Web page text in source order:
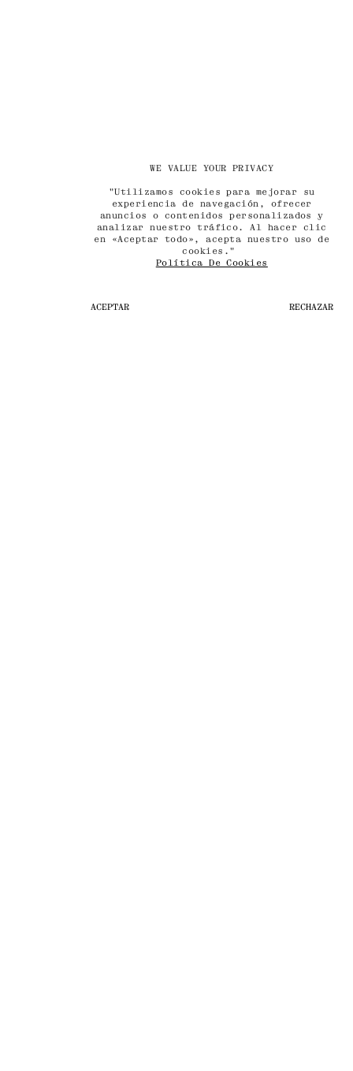
WE VALUE YOUR PRIVACY
"Utilizamos cookies para mejorar su
experiencia de navegación, ofrecer
anuncios o contenidos personalizados y
analizar nuestro tráfico. Al hacer clic
en «Aceptar todo», acepta nuestro uso de
cookies."
Política De Cookies
RECHAZAR
ACEPTAR